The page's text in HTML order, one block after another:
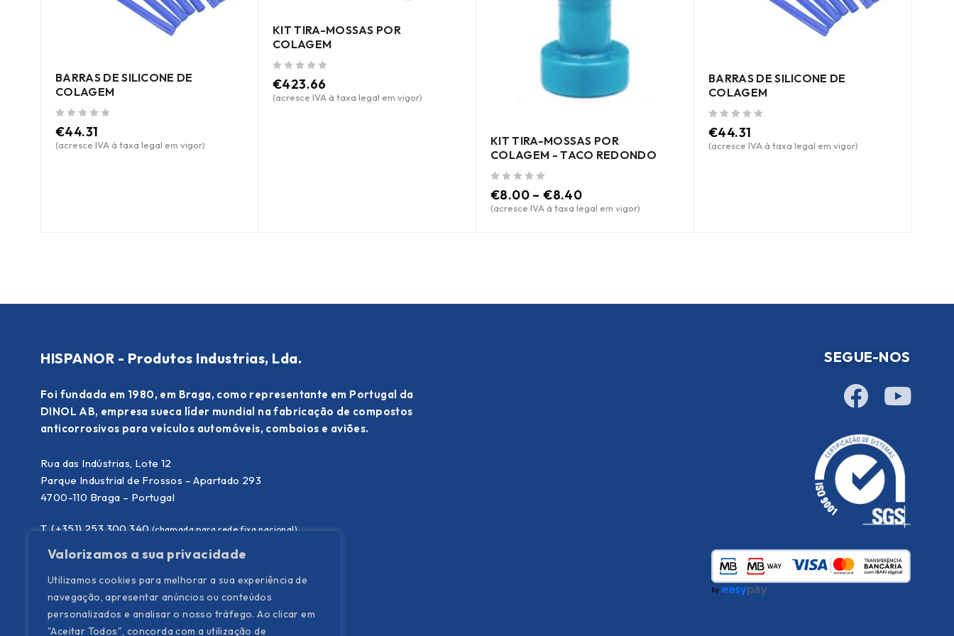
Valorizamos a sua privacidade
Utilizamos cookies para melhorar a sua experiência de
navegação, apresentar anúncios ou conteúdos
personalizados e analisar o nosso tráfego. Ao clicar em
"Aceitar Todos", concorda com a utilização de
BARRAS DE SILICONE DE
COLAGEM
€44.31
(acresce IVA à taxa legal em vigor)
KIT TIRA-MOSSAS POR
COLAGEM
€423.66
(acresce IVA à taxa legal em vigor)
KIT TIRA-MOSSAS POR
COLAGEM - TACO REDONDO
€8.00 – €8.40
(acresce IVA à taxa legal em vigor)
BARRAS DE SILICONE DE
COLAGEM
€44.31
(acresce IVA à taxa legal em vigor)
HISPANOR - Produtos Industrias, Lda.
Foi fundada em 1980, em Braga, como representante em Portugal da
DINOL AB, empresa sueca líder mundial na fabricação de compostos
anticorrosivos para veículos automóveis, comboios e aviões.
Rua das Indústrias, Lote 12
Parque Industrial de Frossos – Apartado 293
4700-110 Braga – Portugal
T. (+351) 253 300 340(chamada para rede fixa nacional)
SEGUE-NOS